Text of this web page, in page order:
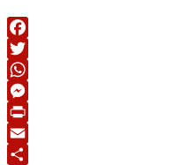
Facebook
Twitter
WhatsApp
Messenger
Print
Email